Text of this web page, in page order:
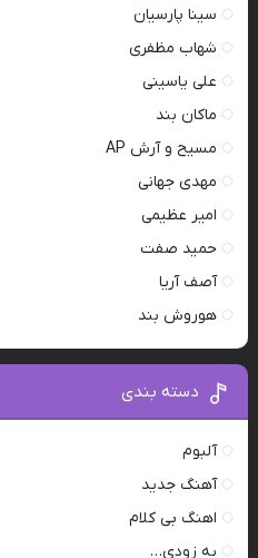
سینا پارسیان
شهاب مظفری
علی یاسینی
ماکان بند
مسیح و آرش AP
مهدی جهانی
امیر عظیمی
حمید صفت
آصف آریا
هوروش بند
دسته بندی
آلبوم
آهنگ جدید
اهنگ بی کلام
به زودی…